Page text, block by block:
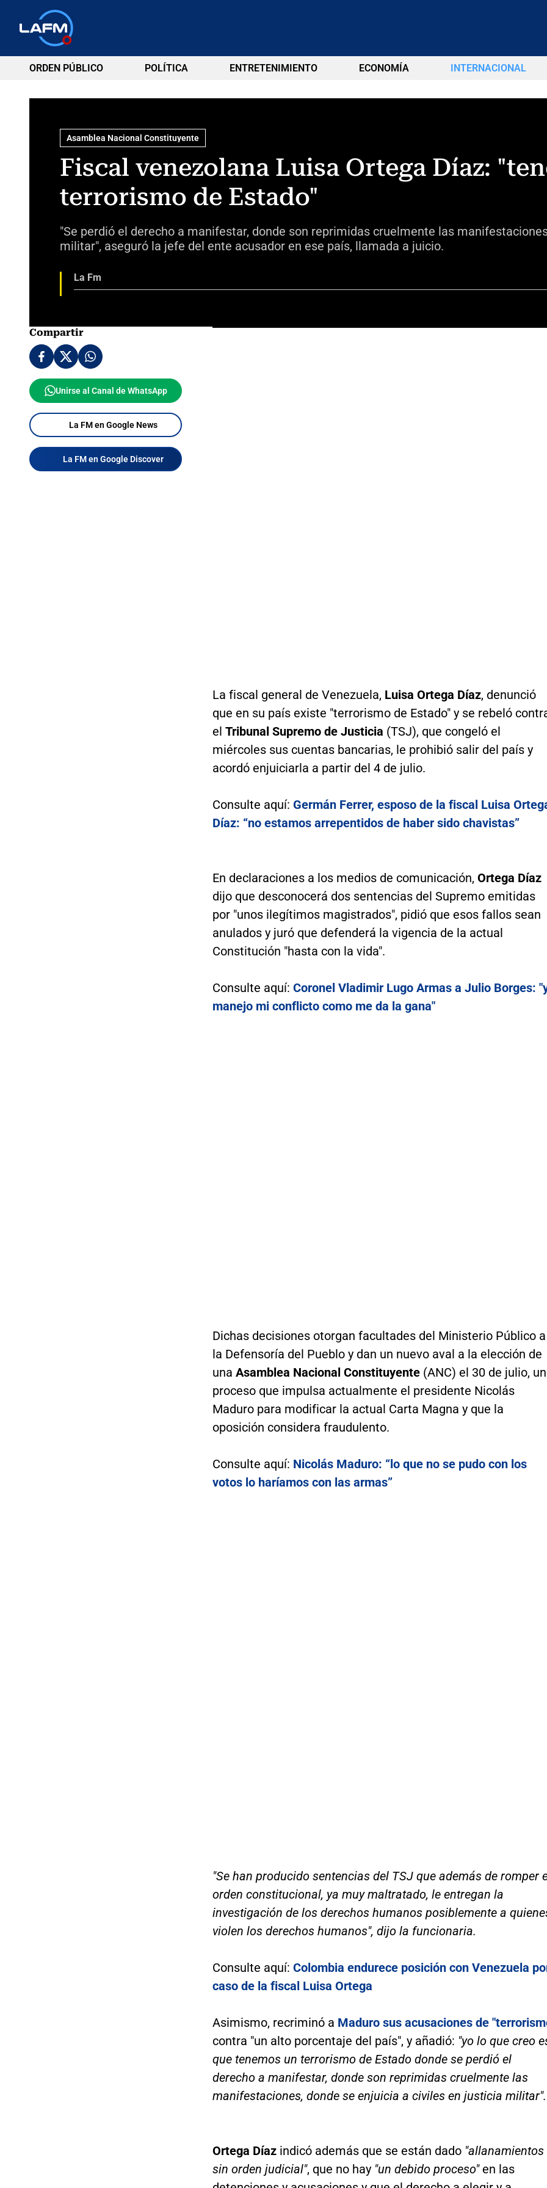
ORDEN PÚBLICO POLÍTICA ENTRETENIMIENTO ECONOMÍA INTERNACIONAL
Asamblea Nacional Constituyente
Fiscal venezolana Luisa Ortega Díaz:
terrorismo de Estado"
"Se perdió el derecho a manifestar, donde son reprimidas cruelmente las
militar", aseguró la jefe del ente acusador en ese país, llamada a juicio.
La Fm
Compartir
Unirse al Canal de WhatsApp
La FM en Google News
La FM en Google Discover
La fiscal general de Venezuela, Luisa Ortega Díaz, denunció
que en su país existe "terrorismo de Estado" y se rebeló
el Tribunal Supremo de Justicia (TSJ), que congeló el
miércoles sus cuentas bancarias, le prohibió salir del país y
acordó enjuiciarla a partir del 4 de julio.
Consulte aquí: Germán Ferrer, esposo de la fiscal Luisa
Díaz: “no estamos arrepentidos de haber sido chavistas”
En declaraciones a los medios de comunicación, Ortega Díaz
dijo que desconocerá dos sentencias del Supremo emitidas
por "unos ilegítimos magistrados", pidió que esos fallos sean
anulados y juró que defenderá la vigencia de la actual
Constitución "hasta con la vida".
Consulte aquí: Coronel Vladimir Lugo Armas a Julio Borges:
manejo mi conflicto como me da la gana"
Dichas decisiones otorgan facultades del Ministerio Público a
la Defensoría del Pueblo y dan un nuevo aval a la elección de
una Asamblea Nacional Constituyente(ANC) el 30 de julio, un
proceso que impulsa actualmente el presidente Nicolás
Maduro para modificar la actual Carta Magna y que la
oposición considera fraudulento.
Consulte aquí: Nicolás Maduro: “lo que no se pudo con los
votos lo haríamos con las armas”
"Se han producido sentencias del TSJ que además de romper
orden constitucional, ya muy maltratado, le entregan la
investigación de los derechos humanos posiblemente a
violen los derechos humanos", dijo la funcionaria.
Consulte aquí: Colombia endurece posición con Venezuela
caso de la fiscal Luisa Ortega
Asimismo, recriminó a Maduro sus acusaciones de
contra "un alto porcentaje del país", y añadió: "yo lo que creo
que tenemos un terrorismo de Estado donde se perdió el
derecho a manifestar, donde son reprimidas cruelmente las
manifestaciones, donde se enjuicia a civiles en justicia militar".
Ortega Díazindicó además que se están dado"allanamientos
sin orden judicial", que no hay "un debido proceso"en las